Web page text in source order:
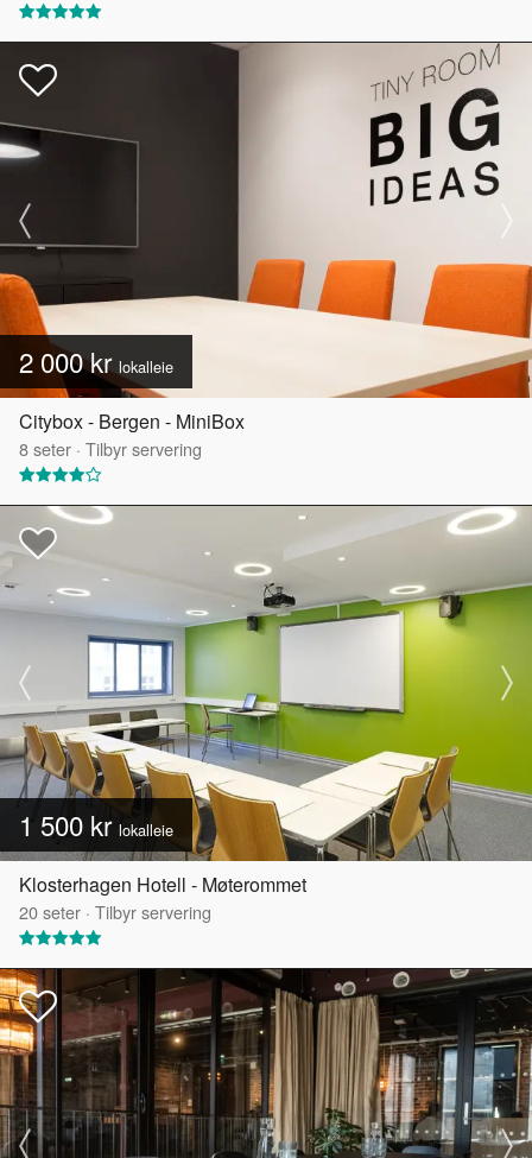
2 000 kr lokalleie
Citybox - Bergen - MiniBox
8seter · Tilbyr servering
1 500 kr lokalleie
Klosterhagen Hotell - Møterommet
20seter · Tilbyr servering